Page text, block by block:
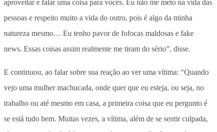
aproveitar e falar uma coisa para vocês. Eu não me meto na vida das
pessoas e respeito muito a vida do outro, pois é algo da minha
natureza mesmo… Eu tenho pavor de fofocas maldosas e fake
news. Essas coisas assim realmente me tiram do sério”, disse.
E continuou, ao falar sobre sua reação ao ver uma vítima: “Quando
vejo uma mulher machucada, onde quer que eu esteja, ou seja, no
trabalho ou até mesmo em casa, a primeira coisa que eu pergunto é
se está tudo bem. Muitas vezes, a vítima, além de se sentir culpada,